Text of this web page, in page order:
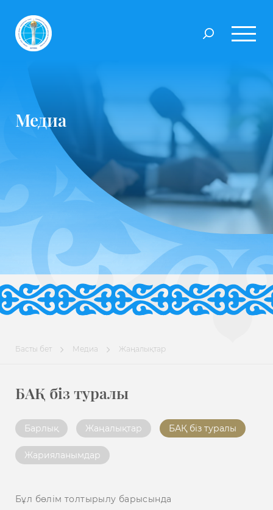
Медиа
Басты бет Медиа Жаңалықтар
БАҚ біз туралы
Барлық Жаңалықтар БАҚ біз туралы
Жарияланымдар
Бұл бөлім толтырылу барысында